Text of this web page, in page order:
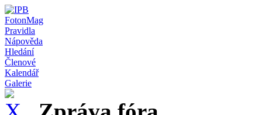
FotonMag
Pravidla
Nápověda
Hledání
Členové
Kalendář
Galerie